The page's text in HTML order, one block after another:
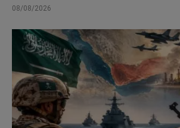
08/08/2026